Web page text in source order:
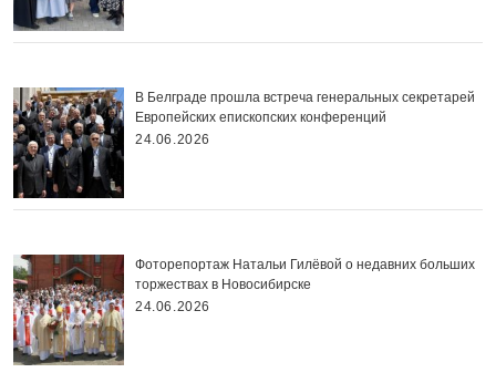
В Белграде прошла встреча генеральных секретарей
Европейских епископских конференций
24.06.2026
Фоторепортаж Натальи Гилёвой о недавних больших
торжествах в Новосибирске
24.06.2026